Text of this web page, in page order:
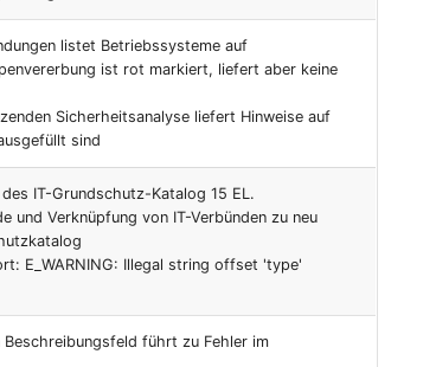
listet Betriebssysteme auf
ist rot markiert, liefert aber keine
Sicherheitsanalyse liefert Hinweise auf
sind
IT-Grundschutz-Katalog 15 EL.
und Verknüpfung von IT-Verbünden zu neu
E_WARNING: Illegal string offset 'type'
führt zu Fehler im